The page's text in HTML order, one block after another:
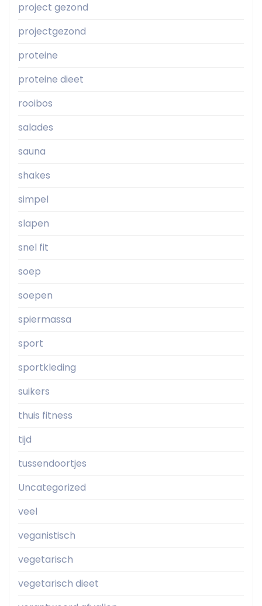
project gezond
projectgezond
proteine
proteine dieet
rooibos
salades
sauna
shakes
simpel
slapen
snel fit
soep
soepen
spiermassa
sport
sportkleding
suikers
thuis fitness
tijd
tussendoortjes
Uncategorized
veel
veganistisch
vegetarisch
vegetarisch dieet